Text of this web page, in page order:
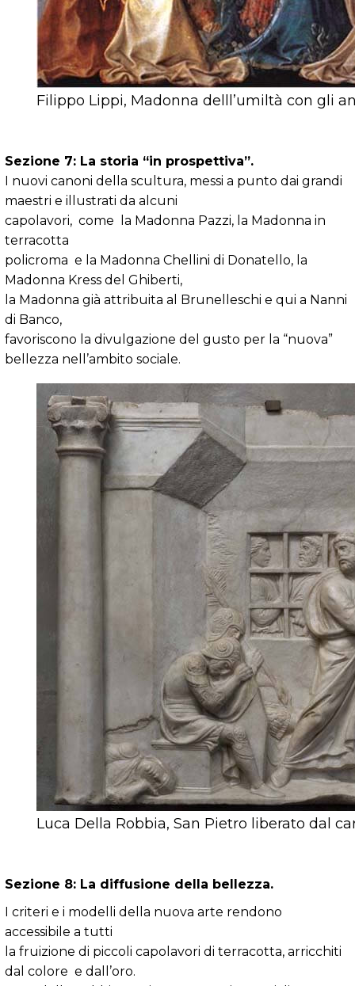
Filippo Lippi, Madonna delll’umiltà con gli
Sezione 7: La storia “in prospettiva”.
I nuovi canoni della scultura, messi a punto dai grandi
maestri e illustrati da alcuni
capolavori, come la Madonna Pazzi, la Madonna in
terracotta
policroma e la Madonna Chellini di Donatello, la
Madonna Kress del Ghiberti,
la Madonna già attribuita al Brunelleschi e qui a Nanni
di Banco,
favoriscono la divulgazione del gusto per la “nuova”
bellezza nell’ambito sociale.
Luca Della Robbia, San Pietro liberato dal
Sezione 8: La diffusione della bellezza.
I criteri e i modelli della nuova arte rendono
accessibile a tutti
la fruizione di piccoli capolavori di terracotta, arricchiti
dal colore e dall’oro.